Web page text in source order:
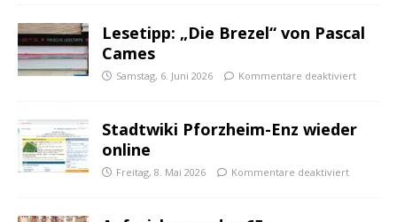
Lesetipp: „Die Brezel“ von Pascal
Cames
Samstag, 6. Juni 2026 Kommentare deaktiviert
Stadtwiki Pforzheim-Enz wieder
online
Freitag, 8. Mai 2026 Kommentare deaktiviert